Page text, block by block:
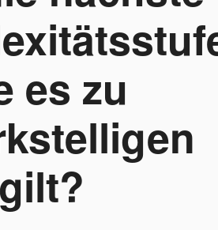
es zu
gilt?